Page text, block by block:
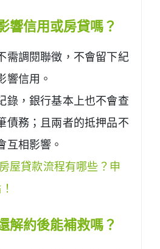
響信用或房貸嗎？
需調閱聯徵，不會留下紀
響信用。
錄，銀行基本上也不會查
債務；且兩者的抵押品不
互相影響。
房屋貸款流程有哪些？申
解約後能補救嗎？